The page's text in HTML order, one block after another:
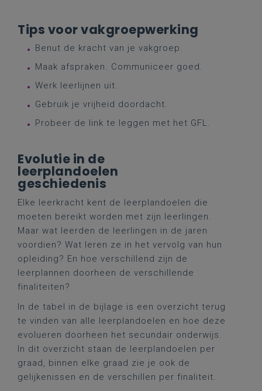
Tips voor vakgroepwerking
Benut de kracht van je vakgroep.
Maak afspraken. Communiceer goed.
Werk leerlijnen uit.
Gebruik je vrijheid doordacht.
Probeer de link te leggen met het GFL.
Evolutie in de
leerplandoelen
geschiedenis
Elke leerkracht kent de leerplandoelen die
moeten bereikt worden met zijn leerlingen.
Maar wat leerden de leerlingen in de jaren
voordien? Wat leren ze in het vervolg van hun
opleiding? En hoe verschillend zijn de
leerplannen doorheen de verschillende
finaliteiten?
In de tabel in de bijlage is een overzicht terug
te vinden van alle leerplandoelen en hoe deze
evolueren doorheen het secundair onderwijs.
In dit overzicht staan de leerplandoelen per
graad, binnen elke graad zie je ook de
gelijkenissen en de verschillen per finaliteit.